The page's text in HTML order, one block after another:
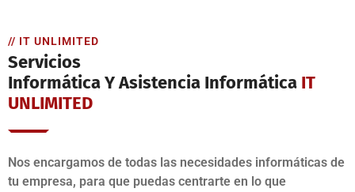
// IT UNLIMITED
Servicios
Informática Y Asistencia Informática IT
UNLIMITED
Nos encargamos de todas las necesidades informáticas de
tu empresa, para que puedas centrarte en lo que